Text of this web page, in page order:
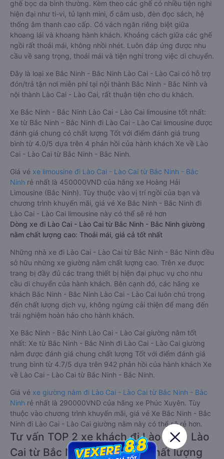
ghế bọc da bình thường. Kèm theo các ghế có nhiều tiện nghi
hiện đại như ti-vi, tủ lạnh mini, ổ cắm usb, đèn đọc sách, hệ
thống âm thanh cao cấp. Có vách ngăn riêng biệt giữa
khoang lái và khoang hành khách. Khoảng cách giữa các ghế
ngồi rất thoải mái, không nhồi nhét. Luôn đáp ứng được nhu
cầu về sang trọng, thoải mái và tiện nghi trong việc di chuyển.
Đây là loại xe Bắc Ninh - Bắc Ninh Lào Cai - Lào Cai có hỗ trợ
đón/trả tận nơi miễn phí tại nội thành Bắc Ninh - Bắc Ninh và
nội thành Lào Cai - Lào Cai, rất thuận tiện cho du khách.
Xe Bắc Ninh - Bắc Ninh Lào Cai - Lào Cai limousine tốt nhất:
Xe từ Bắc Ninh - Bắc Ninh đi Lào Cai - Lào Cai limousine được
đánh giá chung có chất lượng Tốt với điểm đánh giá trung
bình từ 4.0/5 dựa trên 4 phản hồi của hành khách Xe về Lào
Cai - Lào Cai từ Bắc Ninh - Bắc Ninh.
Giá vé xe limousine đi Lào Cai - Lào Cai từ Bắc Ninh - Bắc
Ninh rẻ nhất là 450000VND của hãng xe Hoàng Hải
Limousine (Bắc Ninh). Tùy thuộc vào vị trí ngồi của bạn và
chương trình khuyến mãi, giá vé Xe Bắc Ninh - Bắc Ninh đi
Lào Cai - Lào Cai limousine này có thể sẽ rẻ hơn
Dòng xe đi Lào Cai - Lào Cai từ Bắc Ninh - Bắc Ninh giường
nằm chất lượng cao: Thoải mái, giá cả tốt nhất
Những nhà xe đi Lào Cai - Lào Cai từ Bắc Ninh - Bắc Ninh đều
sở hữu những xe giường nằm chất lượng cao. Trên xe được
trang bị đầy đủ các trang thiết bị hiện đại phục vụ cho nhu
cầu di chuyển của hành khách. Bên cạnh đó, các hãng xe
khách Bắc Ninh - Bắc Ninh Lào Cai - Lào Cai luôn chú trọng
đến chất lượng dịch vụ, không ngừng cải thiện để mang đến
trải nghiệm hoàn hảo cho hành khách.
Xe Bắc Ninh - Bắc Ninh Lào Cai - Lào Cai giường nằm tốt
nhất: Xe từ Bắc Ninh - Bắc Ninh đi Lào Cai - Lào Cai giường
nằm được đánh giá chung chất lượng Tốt với điểm đánh giá
trung bình từ 4.7/5 dựa trên 942 phản hồi của hành khách Xe
về Lào Cai - Lào Cai từ Bắc Ninh - Bắc Ninh.
Giá vé xe giường nằm đi Lào Cai - Lào Cai từ Bắc Ninh - Bắc
Ninh rẻ nhất là 290000VND của hãng xe Phúc Xuyên. Tùy
thuộc vào chương trình khuyến mãi, giá vé Xe Bắc Ninh - Bắc
Ninh đi Lào Cai - Lào Cai giường nằm này có thể sẽ rẻ hơn.
Tư vấn TOP 2 xe khách đi Lào Cai - Lào
Cai từ Bắc Ninh - Bắc Ninh chất lượng